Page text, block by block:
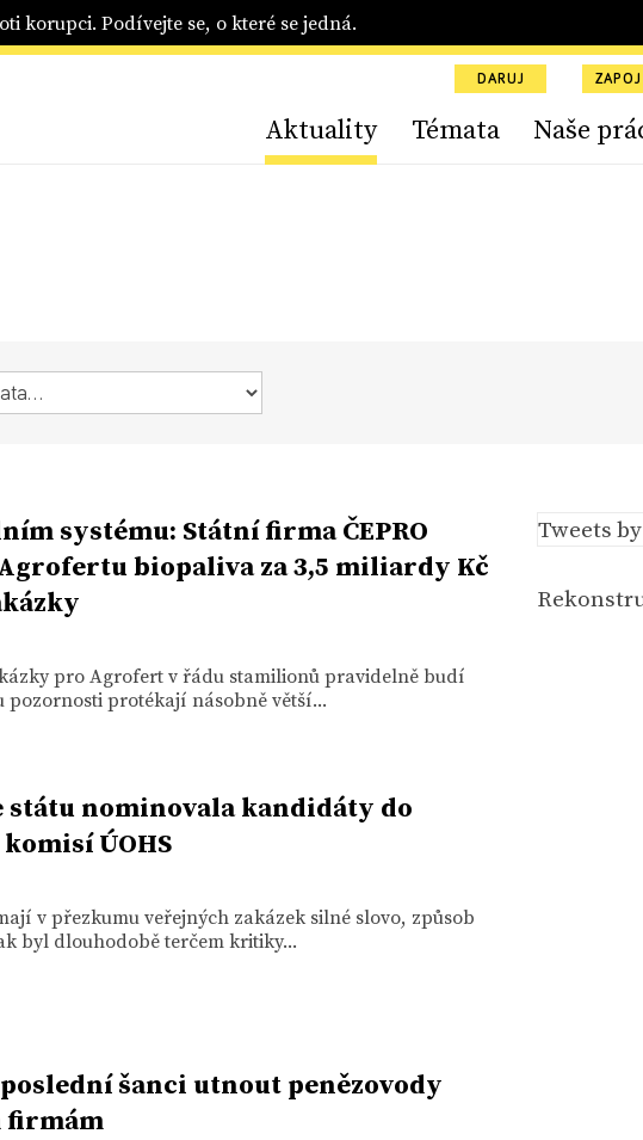
korupci. Podívejte se, o které se jedná.
DARUJ ZAPOJ
Aktuality Témata Naše
systému: Státní firma ČEPRO
biopaliva za 3,5 miliardy Kč
pro Agrofert v řádu stamilionů pravidelně budí
pozornosti protékají násobně větší...
státu nominovala kandidáty do
ÚOHS
v přezkumu veřejných zakázek silné slovo, způsob
byl dlouhodobě terčem kritiky...
šanci utnout penězovody
firmám
Tweets